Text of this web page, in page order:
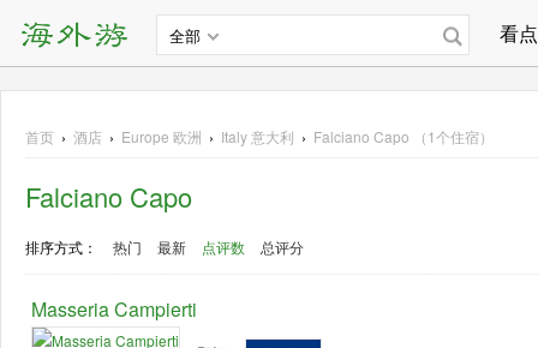
全部 看
首页 › 酒店 › Europe 欧洲 › Italy 意大利 › Falciano Capo （1个住宿）
Falciano Capo
排序方式： 热门 最新 点评数 总评分
Masseria Campierti